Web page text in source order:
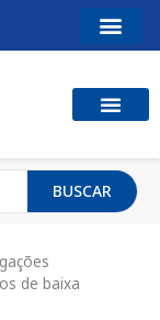
BUSCAR
de baixa